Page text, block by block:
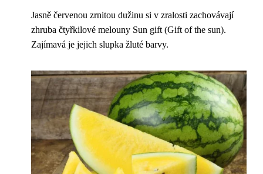
Jasně červenou zrnitou dužinu si v zralosti zachovávají
zhruba čtyřkilové melouny Sun gift (Gift of the sun).
Zajímavá je jejich slupka žluté barvy.